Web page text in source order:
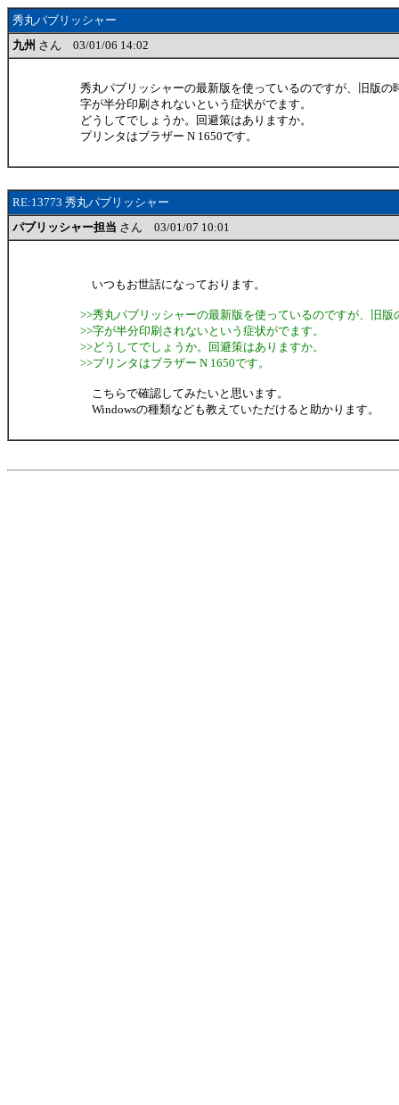
秀丸パブリッシャー
九州 さん 03/01/06 14:02
秀丸パブリッシャーの最新版を使っているのですが、旧版の
字が半分印刷されないという症状がでます。
どうしてでしょうか。回避策はありますか。
プリンタはブラザー N 1650です。
RE:13773 秀丸パブリッシャー
パブリッシャー担当 さん 03/01/07 10:01
いつもお世話になっております。
>>秀丸パブリッシャーの最新版を使っているのですが、旧
>>字が半分印刷されないという症状がでます。
>>どうしてでしょうか。回避策はありますか。
>>プリンタはブラザー N 1650です。
こちらで確認してみたいと思います。
Windowsの種類なども教えていただけると助かります。